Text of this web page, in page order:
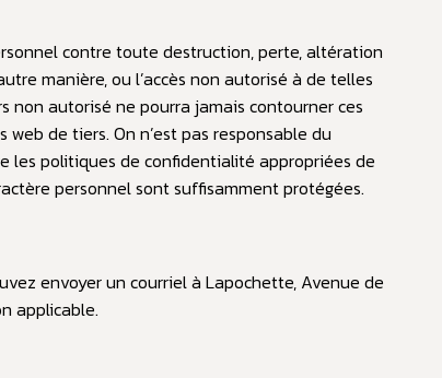
contre toute destruction, perte, altération
manière, ou l’accès non autorisé à de telles
non autorisé ne pourra jamais contourner ces
de tiers. On n’est pas responsable du
les politiques de confidentialité appropriées de
personnel sont suffisamment protégées.
envoyer un courriel à Lapochette, Avenue de
applicable.